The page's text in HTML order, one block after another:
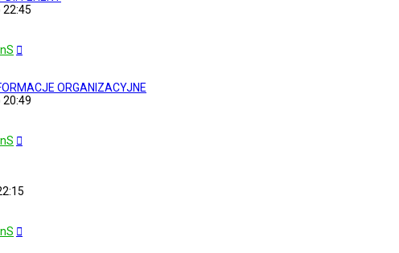
22:45
ORGANIZACYJNE
20:49